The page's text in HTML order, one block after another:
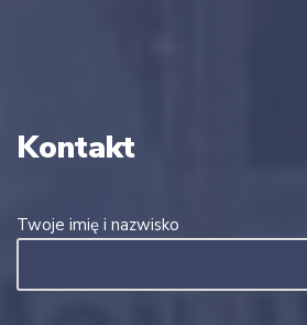
Kontakt
Twoje imię i nazwisko